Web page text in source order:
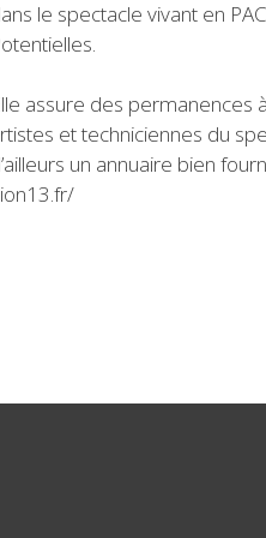
le spectacle vivant en
assure des permanences
et techniciennes du
un annuaire bien